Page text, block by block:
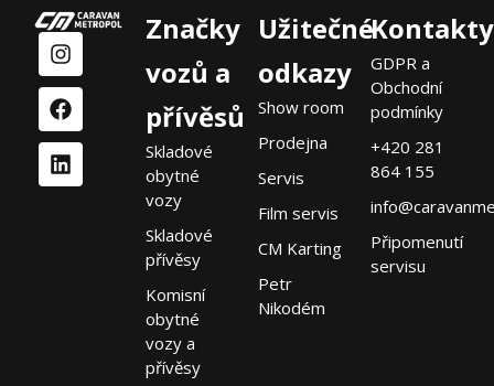
Značky
vozů a
přívěsů
Skladové
obytné
vozy
Skladové
přívěsy
Komisní
obytné
vozy a
přívěsy
Užitečné
odkazy
Show room
Prodejna
Servis
Film servis
CM Karting
Petr
Nikodém
Kontakty
GDPR a
Obchodní
podmínky
+420 281
864 155
Připomenutí
servisu